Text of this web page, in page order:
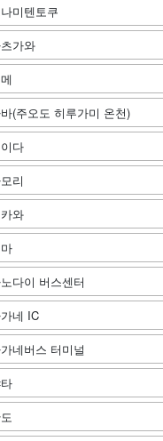
미텐토쿠
가와
(주오도 히루가미 온천)
다
리
와
다이 버스센터
네 IC
네버스 터미널